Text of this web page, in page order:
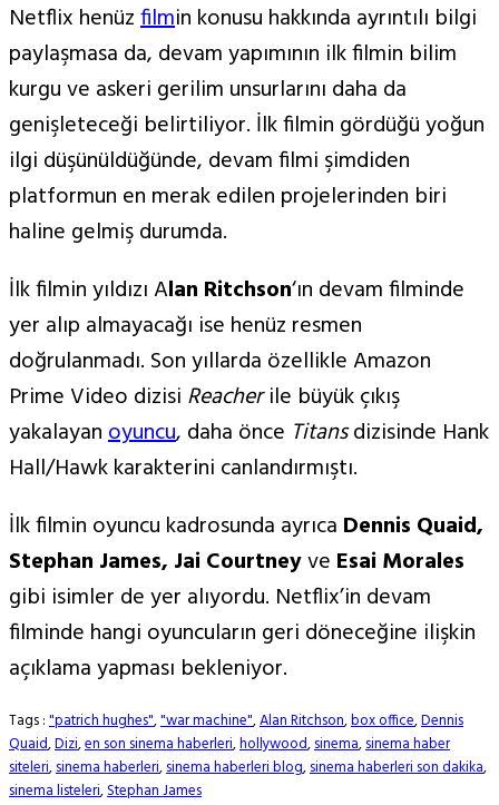
Netflix henüzfilmin konusu hakkında ayrıntılı bilgi
paylaşmasa da, devam yapımının ilk filmin bilim
kurgu ve askeri gerilim unsurlarını daha da
genişleteceği belirtiliyor. İlk filmin gördüğü yoğun
ilgi düşünüldüğünde, devam filmi şimdiden
platformun en merak edilen projelerinden biri
haline gelmiş durumda.
İlk filmin yıldızı Alan Ritchson‘ın devam filminde
yer alıp almayacağı ise henüz resmen
doğrulanmadı. Son yıllarda özellikle Amazon
Prime Video dizisi Reacherile büyük çıkış
yakalayanoyuncu, daha önce Titansdizisinde Hank
Hall/Hawk karakterini canlandırmıştı.
İlk filmin oyuncu kadrosunda ayrıca Dennis Quaid,
Stephan James, Jai Courtneyve Esai Morales
gibi isimler de yer alıyordu. Netflix’in devam
filminde hangi oyuncuların geri döneceğine ilişkin
açıklama yapması bekleniyor.
Tags :"patrich hughes","war machine",Alan Ritchson,box office,Dennis
Quaid,Dizi,en son sinema haberleri,hollywood,sinema,sinema haber
siteleri,sinema haberleri,sinema haberleri blog,sinema haberleri son dakika,
sinema listeleri,Stephan James